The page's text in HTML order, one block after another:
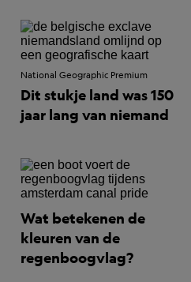
National Geographic Premium
Dit stukje land was 150
jaar lang van niemand
Wat betekenen de
kleuren van de
regenboogvlag?